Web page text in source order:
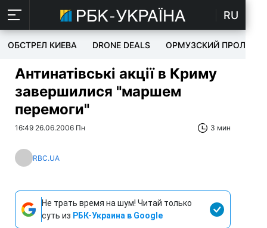
RU
ОБСТРЕЛ КИЕВА DRONE DEALS ОРМУЗСКИЙ ПРОЛИВ
Антинатівські акції в Криму
завершилися "маршем
перемоги"
16:49 26.06.2006 Пн 3 мин
RBC.UA
Не трать время на шум! Читай только
суть из РБК-Украина в Google